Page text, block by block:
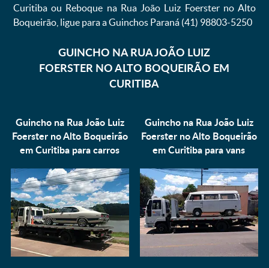
Curitiba ou Reboque na Rua João Luiz Foerster no Alto
Boqueirão, ligue para a Guinchos Paraná (41) 98803-5250
GUINCHO NA RUA JOÃO LUIZ
FOERSTER NO ALTO BOQUEIRÃO EM
CURITIBA
Guincho na Rua João Luiz
Foerster no Alto Boqueirão
em Curitiba paracarros
Guincho na Rua João Luiz
Foerster no Alto Boqueirão
em Curitiba paravans